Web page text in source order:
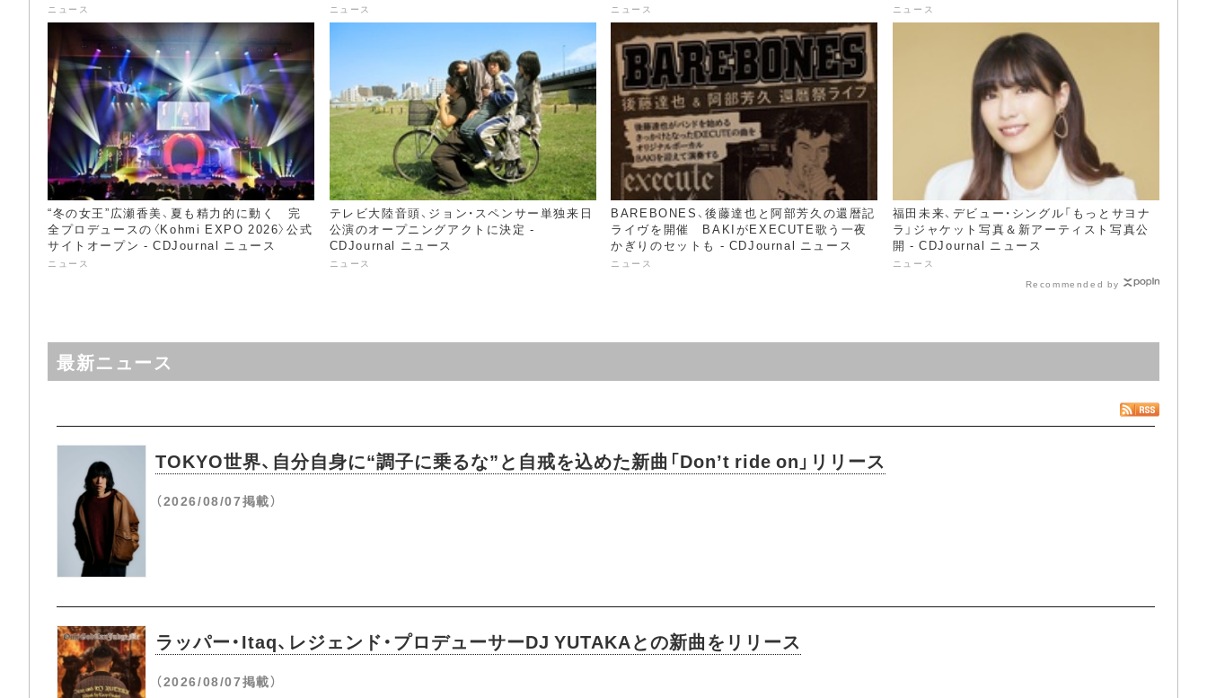
ニュース ニュース ニュース ニュース
“冬の女王”広瀬香美、夏も精力的に動く 完
全プロデュースの〈Kohmi EXPO 2026〉公式
サイトオープン - CDJournal ニュース
ニュース
テレビ大陸音頭、ジョン・スペンサー単独来日
公演のオープニングアクトに決定 -
CDJournal ニュース
ニュース
BAREBONES、後藤達也と阿部芳久の還暦記
ライヴを開催 BAKIがEXECUTE歌う一夜
かぎりのセットも - CDJournal ニュース
ニュース
福田未来、デビュー・シングル「もっとサヨナ
ラ」ジャケット写真＆新アーティスト写真公
開 - CDJournal ニュース
ニュース
Recommended by
最新ニュース
TOKYO世界、自分自身に“調子に乗るな”と自戒を込めた新曲「Don’t ride on」リリース
（2026/08/07掲載）
ラッパー・Itaq、レジェンド・プロデューサーDJ YUTAKAとの新曲をリリース
（2026/08/07掲載）